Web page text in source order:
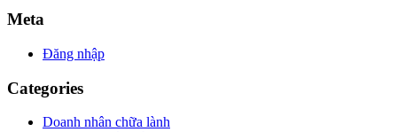
Meta
Đăng nhập
Categories
Doanh nhân chữa lành